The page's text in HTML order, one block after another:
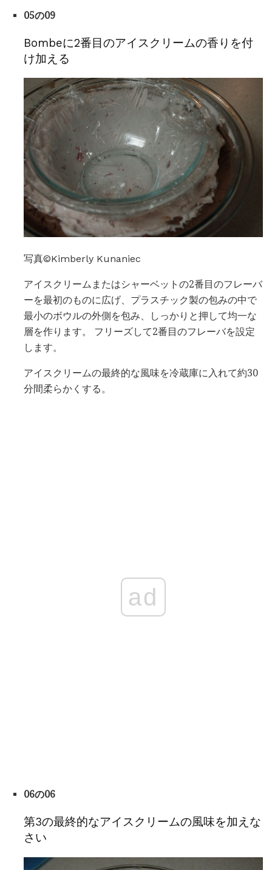
05の09
Bombeに2番目のアイスクリームの香りを付
け加える
写真©Kimberly Kunaniec
アイスクリームまたはシャーベットの2番目のフレーバ
ーを最初のものに広げ、プラスチック製の包みの中で
最小のボウルの外側を包み、しっかりと押して均一な
層を作ります。 フリーズして2番目のフレーバを設定
します。
アイスクリームの最終的な風味を冷蔵庫に入れて約30
分間柔らかくする。
ad
06の06
第3の最終的なアイスクリームの風味を加えな
さい